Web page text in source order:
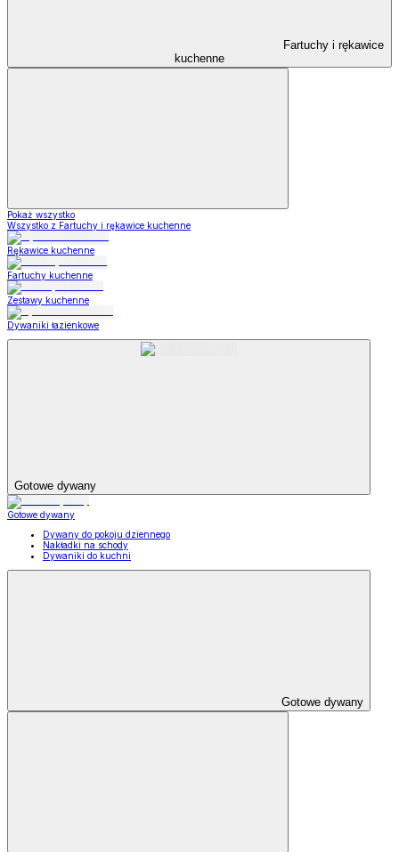
Fartuchy i rękawice
kuchenne
Pokaż wszystko
Wszystko z Fartuchy i rękawice kuchenne
Rękawice kuchenne
Fartuchy kuchenne
Zestawy kuchenne
Dywaniki łazienkowe
Gotowe dywany
Gotowe dywany
Dywany do pokoju dziennego
Nakładki na schody
Dywaniki do kuchni
Gotowe dywany